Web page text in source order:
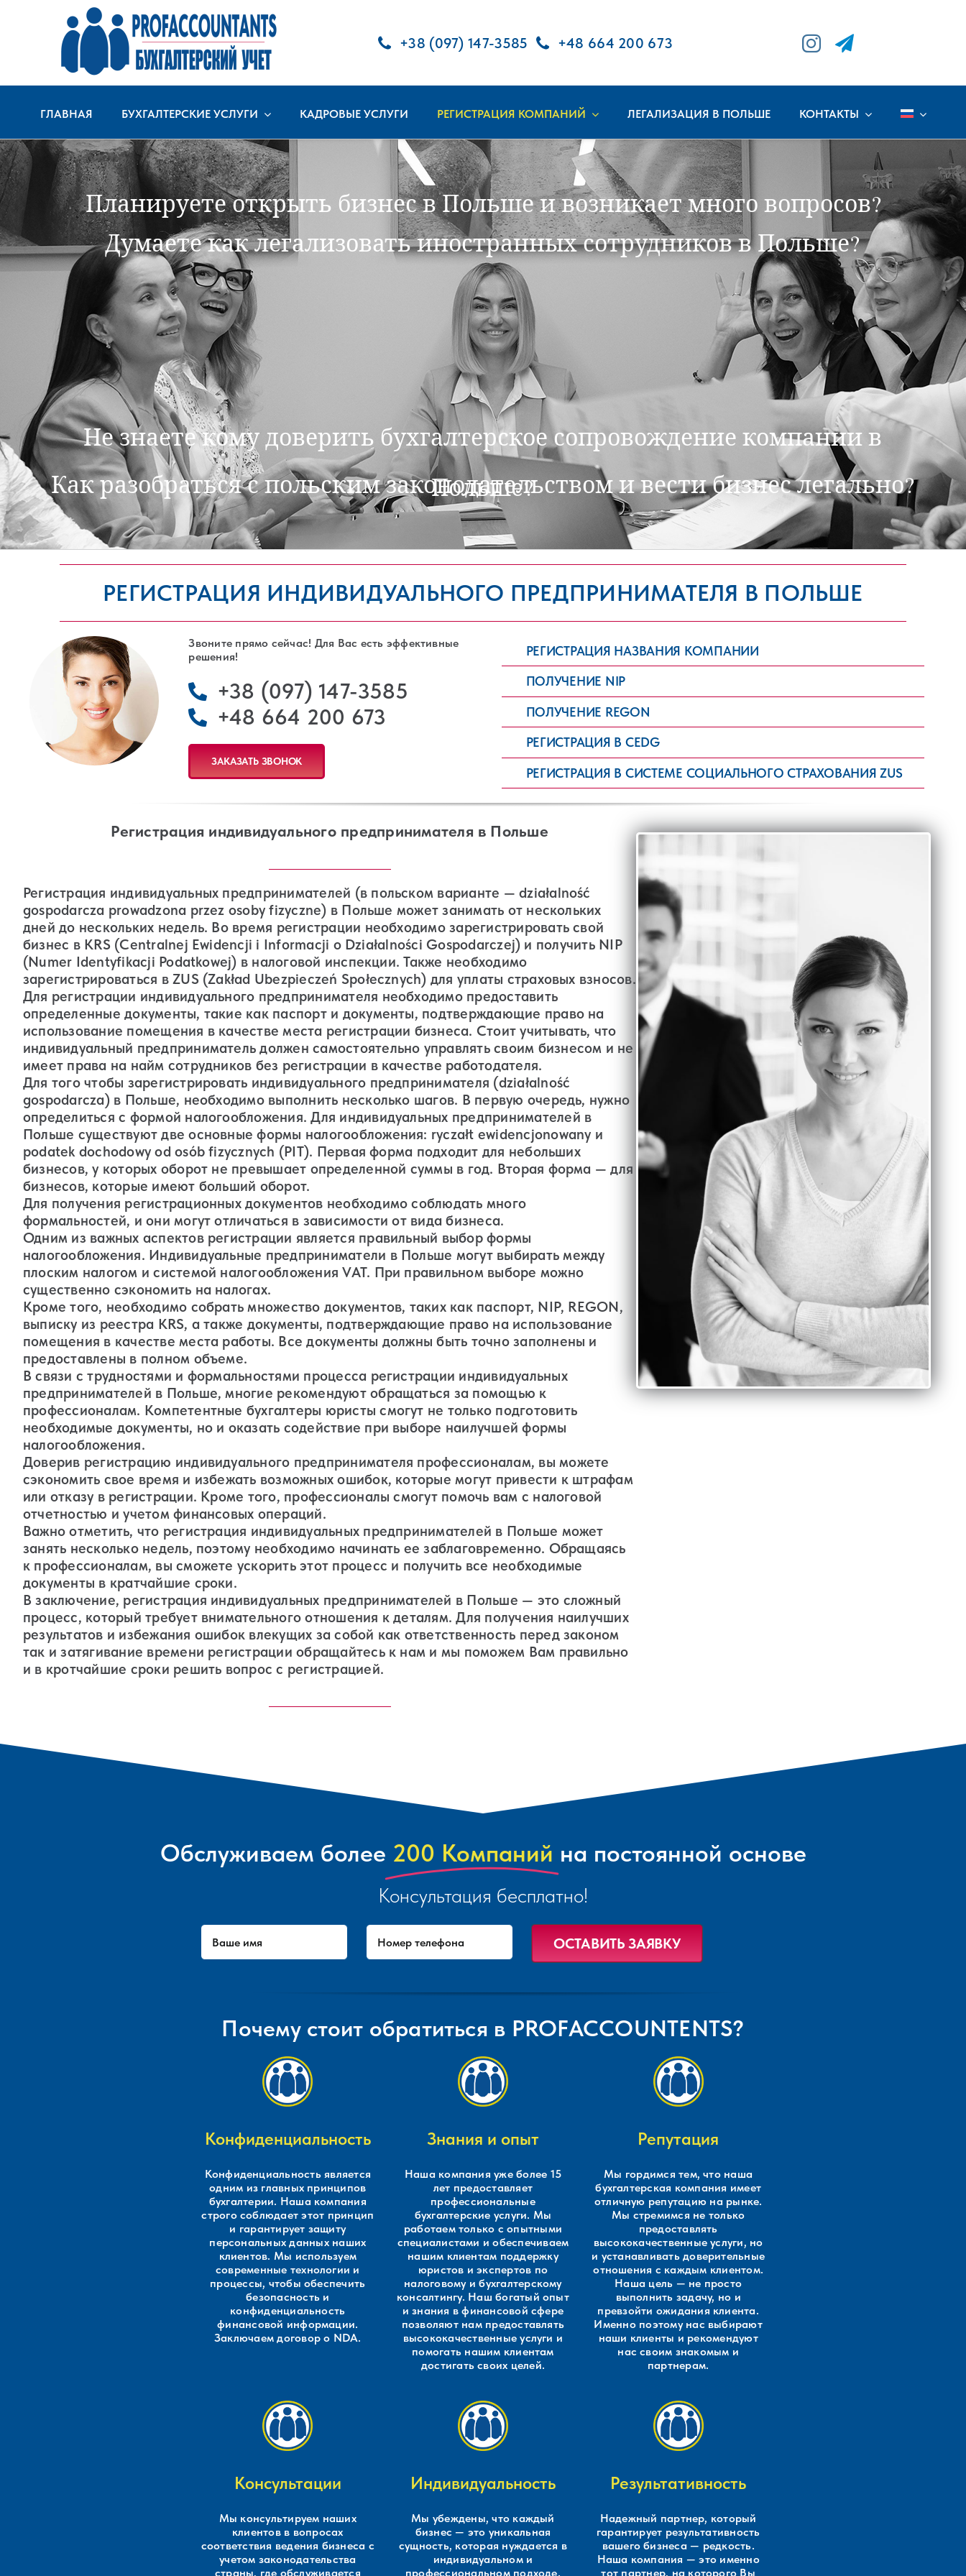
+38 (097) 147-3585 +48 664 200 673
ГЛАВНАЯ БУХГАЛТЕРСКИЕ УСЛУГИ КАДРОВЫЕ УСЛУГИ РЕГИСТРАЦИЯ КОМПАНИЙ ЛЕГАЛИЗАЦИЯ В ПОЛЬШЕ КОНТАКТЫ
Думаете как легализовать иностранных сотрудников в Польше?
Планируете открыть бизнес в Польше и возникает много вопросов?
Не знаете кому доверить бухгалтерское сопровождение компании в
Польше?
Как разобраться с польским законодательством и вести бизнес легально?
РЕГИСТРАЦИЯ ИНДИВИДУАЛЬНОГО ПРЕДПРИНИМАТЕЛЯ В ПОЛЬШЕ
Звоните прямо сейчас! Для Вас есть эффективные
решения!
+38 (097) 147-3585
+48 664 200 673
ЗАКАЗАТЬ ЗВОНОК
РЕГИСТРАЦИЯ НАЗВАНИЯ КОМПАНИИ
ПОЛУЧЕНИЕ NIP
ПОЛУЧЕНИЕ REGON
РЕГИСТРАЦИЯ В CEDG
РЕГИСТРАЦИЯ В СИСТЕМЕ СОЦИАЛЬНОГО СТРАХОВАНИЯ ZUS
Регистрация индивидуального предпринимателя в Польше
Регистрация индивидуальных предпринимателей (в польском варианте — działalność
gospodarcza prowadzona przez osoby fizyczne) в Польше может занимать от нескольких
дней до нескольких недель. Во время регистрации необходимо зарегистрировать свой
бизнес в KRS (Centralnej Ewidencji i Informacji o Działalności Gospodarczej) и получить NIP
(Numer Identyfikacji Podatkowej) в налоговой инспекции. Также необходимо
зарегистрироваться в ZUS (Zakład Ubezpieczeń Społecznych) для уплаты страховых взносов.
Для регистрации индивидуального предпринимателя необходимо предоставить
определенные документы, такие как паспорт и документы, подтверждающие право на
использование помещения в качестве места регистрации бизнеса. Стоит учитывать, что
индивидуальный предприниматель должен самостоятельно управлять своим бизнесом и не
имеет права на найм сотрудников без регистрации в качестве работодателя.
Для того чтобы зарегистрировать индивидуального предпринимателя (działalność
gospodarcza) в Польше, необходимо выполнить несколько шагов. В первую очередь, нужно
определиться с формой налогообложения. Для индивидуальных предпринимателей в
Польше существуют две основные формы налогообложения: ryczałt ewidencjonowany и
podatek dochodowy od osób fizycznych (PIT). Первая форма подходит для небольших
бизнесов, у которых оборот не превышает определенной суммы в год. Вторая форма — для
бизнесов, которые имеют больший оборот.
Для получения регистрационных документов необходимо соблюдать много
формальностей, и они могут отличаться в зависимости от вида бизнеса.
Одним из важных аспектов регистрации является правильный выбор формы
налогообложения. Индивидуальные предприниматели в Польше могут выбирать между
плоским налогом и системой налогообложения VAT. При правильном выборе можно
существенно сэкономить на налогах.
Кроме того, необходимо собрать множество документов, таких как паспорт, NIP, REGON,
выписку из реестра KRS, а также документы, подтверждающие право на использование
помещения в качестве места работы. Все документы должны быть точно заполнены и
предоставлены в полном объеме.
В связи с трудностями и формальностями процесса регистрации индивидуальных
предпринимателей в Польше, многие рекомендуют обращаться за помощью к
профессионалам. Компетентные бухгалтеры юристы смогут не только подготовить
необходимые документы, но и оказать содействие при выборе наилучшей формы
налогообложения.
Доверив регистрацию индивидуального предпринимателя профессионалам, вы можете
сэкономить свое время и избежать возможных ошибок, которые могут привести к штрафам
или отказу в регистрации. Кроме того, профессионалы смогут помочь вам с налоговой
отчетностью и учетом финансовых операций.
Важно отметить, что регистрация индивидуальных предпринимателей в Польше может
занять несколько недель, поэтому необходимо начинать ее заблаговременно. Обращаясь
к профессионалам, вы сможете ускорить этот процесс и получить все необходимые
документы в кратчайшие сроки.
В заключение, регистрация индивидуальных предпринимателей в Польше — это сложный
процесс, который требует внимательного отношения к деталям. Для получения наилучших
результатов и избежания ошибок влекущих за собой как ответственность перед законом
так и затягивание времени регистрации обращайтесь к нам и мы поможем Вам правильно
и в кротчайшие сроки решить вопрос с регистрацией.
Обслуживаем более 200 Компаний на постоянной основе
Консультация бесплатно!
Почему стоит обратиться в PROFACCOUNTENTS?
Конфиденциальность
Конфиденциальность является
одним из главных принципов
бухгалтерии. Наша компания
строго соблюдает этот принцип
и гарантирует защиту
персональных данных наших
клиентов. Мы используем
современные технологии и
процессы, чтобы обеспечить
безопасность и
конфиденциальность
финансовой информации.
Заключаем договор о NDA.
Знания и опыт
Наша компания уже более 15
лет предоставляет
профессиональные
бухгалтерские услуги. Мы
работаем только с опытными
специалистами и обеспечиваем
нашим клиентам поддержку
юристов и экспертов по
налоговому и бухгалтерскому
консалтингу. Наш богатый опыт
и знания в финансовой сфере
позволяют нам предоставлять
высококачественные услуги и
помогать нашим клиентам
достигать своих целей.
Репутация
Мы гордимся тем, что наша
бухгалтерская компания имеет
отличную репутацию на рынке.
Мы стремимся не только
предоставлять
высококачественные услуги, но
и устанавливать доверительные
отношения с каждым клиентом.
Наша цель — не просто
выполнить задачу, но и
превзойти ожидания клиента.
Именно поэтому нас выбирают
наши клиенты и рекомендуют
нас своим знакомым и
партнерам.
Консультации
Мы консультируем наших
клиентов в вопросах
соответствия ведения бизнеса с
учетом законодательства
страны, где обслуживается
Индивидуальность
Мы убеждены, что каждый
бизнес — это уникальная
сущность, которая нуждается в
индивидуальном и
профессиональном подходе.
Результативность
Надежный партнер, который
гарантирует результативность
вашего бизнеса — редкость.
Наша компания — это именно
тот партнер, на которого Вы